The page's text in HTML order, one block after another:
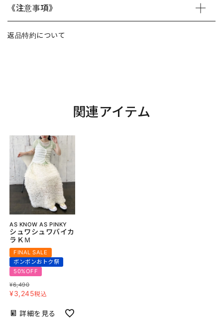
《注意事項》
返品特約について
関連アイテム
AS KNOW AS PINKY
シュワシュワバイカ
ラＫＭ
FINAL SALE
ボンボンおトク祭
50%OFF
¥6,490
¥3,245税込
詳細を見る